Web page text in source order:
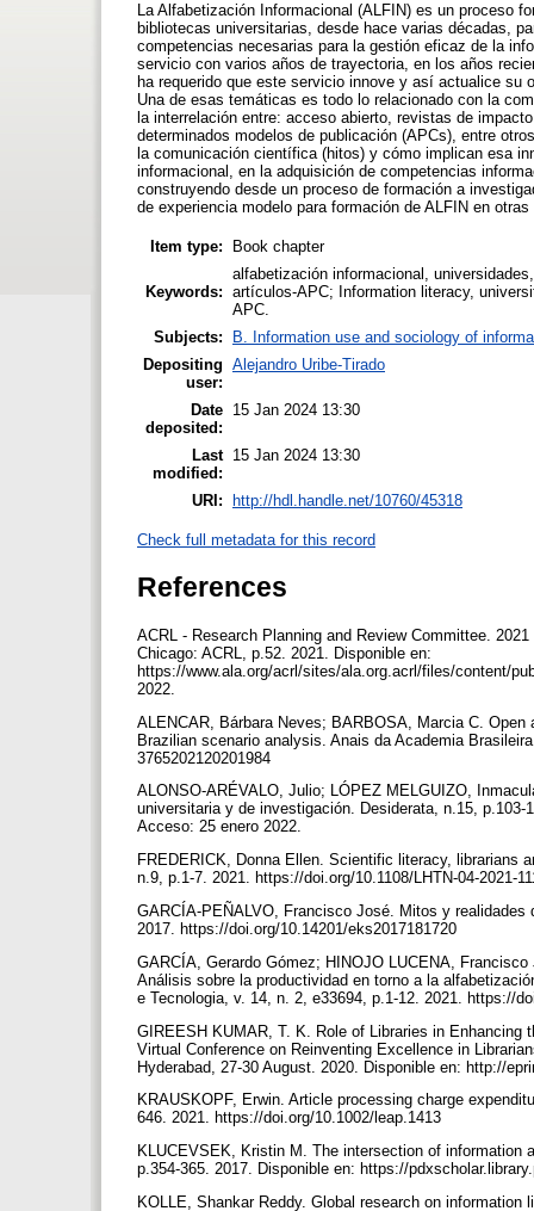
La Alfabetización Informacional (ALFIN) es un proceso
bibliotecas universitarias, desde hace varias décadas,
competencias necesarias para la gestión eficaz de la
servicio con varios años de trayectoria, en los años
ha requerido que este servicio innove y así actualice
Una de esas temáticas es todo lo relacionado con la
la interrelación entre: acceso abierto, revistas de
determinados modelos de publicación (APCs), entre
la comunicación científica (hitos) y cómo implican esa
informacional, en la adquisición de competencias
construyendo desde un proceso de formación a
de experiencia modelo para formación de ALFIN en
Item type: Book chapter
Keywords:
alfabetización informacional,
artículos-APC; Information literacy,
APC.
Subjects:
B. Information use and sociology of
Depositing
user:
Alejandro Uribe-Tirado
Date
deposited:
15 Jan 2024 13:30
Last
modified:
15 Jan 2024 13:30
URI: http://hdl.handle.net/10760/45318
Check full metadata for this record
References
ACRL - Research Planning and Review Committee.
Chicago: ACRL, p.52. 2021. Disponible en:
https://www.ala.org/acrl/sites/ala.org.acrl/files/content/
2022.
ALENCAR, Bárbara Neves; BARBOSA, Marcia C.
Brazilian scenario analysis. Anais da Academia
3765202120201984
ALONSO-ARÉVALO, Julio; LÓPEZ MELGUIZO,
universitaria y de investigación. Desiderata, n.15,
Acceso: 25 enero 2022.
FREDERICK, Donna Ellen. Scientific literacy, librarians
n.9, p.1-7. 2021. https://doi.org/10.1108/LHTN-04-2021-
GARCÍA-PEÑALVO, Francisco José. Mitos y
2017. https://doi.org/10.14201/eks2017181720
GARCÍA, Gerardo Gómez; HINOJO LUCENA,
Análisis sobre la productividad en torno a la
e Tecnologia, v. 14, n. 2, e33694, p.1-12. 2021. https://
GIREESH KUMAR, T. K. Role of Libraries in Enhancing
Virtual Conference on Reinventing Excellence in
Hyderabad, 27-30 August. 2020. Disponible en: http://
KRAUSKOPF, Erwin. Article processing charge
646. 2021. https://doi.org/10.1002/leap.1413
KLUCEVSEK, Kristin M. The intersection of information
p.354-365. 2017. Disponible en: https://
KOLLE, Shankar Reddy. Global research on